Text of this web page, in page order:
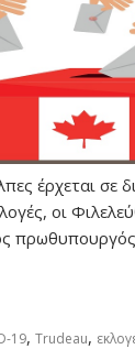
έρχεται σε
οι
19, Trudeau,